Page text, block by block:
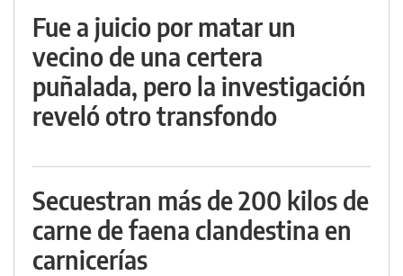
Fue a juicio por matar un
vecino de una certera
puñalada, pero la investigación
reveló otro transfondo
Secuestran más de 200 kilos de
carne de faena clandestina en
carnicerías